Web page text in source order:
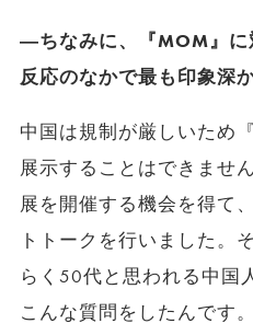
―ちなみに、『MOM』に
反応のなかで最も印象深
中国は規制が厳しいため
展示することはできませ
展を開催する機会を得て
トトークを行いました。
らく50代と思われる中国
こんな質問をしたんです